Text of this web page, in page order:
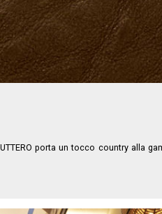
porta un tocco country alla